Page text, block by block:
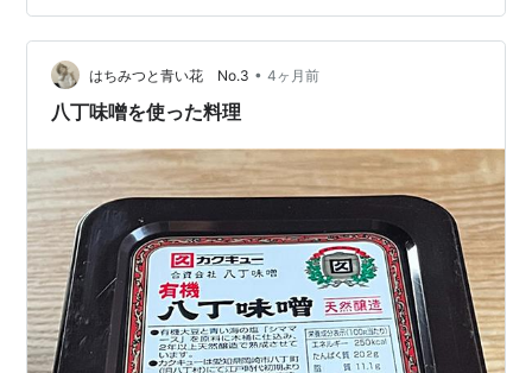
前に熊猫さんに教えていただきましたが、ここ数日外に
出てみたら、雨の日の雨合羽自転車がほんとに多くなっ
ていて面白かったです。僕自身は傘をさ…
はちみつと青い花 No.3 • 4ヶ月前
八丁味噌を使った料理